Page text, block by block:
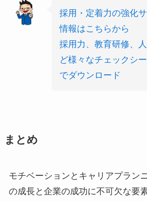
採用・定着力の強化
情報はこちらから
採用力、教育研修、
ど様々なチェックシ
でダウンロード
まとめ
モチベーションとキャリアプラン
の成長と企業の成功に不可欠な要